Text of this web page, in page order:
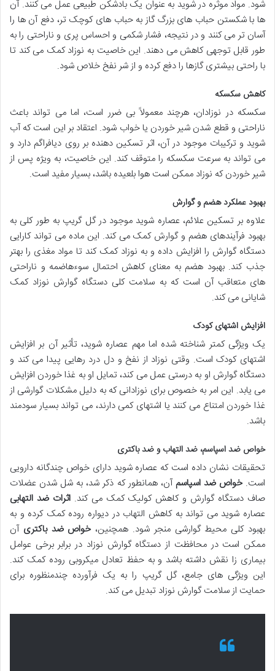
شود. مواد موثره در شوید به عنوان یک بادشکن طبیعی عمل می کنند. آن
ها با شکستن حباب های بزرگ گاز به حباب های کوچک تر، دفع آن ها را
آسان تر می کنند و در نتیجه، فشار شکمی و احساس پری و ناراحتی را به
طور قابل توجهی کاهش می دهند. این خاصیت به نوزاد کمک می کند تا
با راحتی بیشتری گازها را دفع کرده و از شر نفخ خلاص شود.
کاهش سکسکه
سکسکه در نوزادان، هرچند معمولاً بی ضرر است، اما می تواند باعث
ناراحتی و قطع شدن شیر خوردن یا خواب شود. اعتقاد بر این است که آب
شوید و ترکیبات موجود در آن، اثر تسکین دهنده بر روی دیافراگم دارد و
می تواند به سرعت سکسکه را متوقف کند. این خاصیت، به ویژه پس از
شیر خوردن که نوزاد ممکن است هوا بلعیده باشد، بسیار مفید است.
بهبود عملکرد هضم و گوارش
علاوه بر تسکین علائم، عصاره شوید موجود در گل گریپ به طور کلی به
بهبود فرآیندهای هضم و گوارش کمک می کند. این ماده می تواند کارایی
دستگاه گوارش را افزایش داده و به نوزاد کمک کند تا مواد مغذی را بهتر
جذب کند. بهبود هضم به معنای کاهش احتمال سوءهاضمه و ناراحتی
های متعاقب آن است که به سلامت کلی دستگاه گوارش نوزاد کمک
شایانی می کند.
افزایش اشتهای کودک
یک ویژگی کمتر شناخته شده اما مهم عصاره شوید، تأثیر آن بر افزایش
اشتهای کودک است. وقتی نوزاد از نفخ و دل درد رهایی پیدا می کند و
دستگاه گوارش او به درستی عمل می کند، تمایل او به غذا خوردن افزایش
می یابد. این امر به خصوص برای نوزادانی که به دلیل مشکلات گوارشی از
غذا خوردن امتناع می کنند یا اشتهای کمی دارند، می تواند بسیار سودمند
باشد.
خواص ضد اسپاسم، ضد التهاب و ضد باکتری
تحقیقات نشان داده است که عصاره شوید دارای خواص چندگانه دارویی
است.خواص ضد اسپاسم آن، همانطور که ذکر شد، به شل شدن عضلات
صاف دستگاه گوارش و کاهش کولیک کمک می کند.اثرات ضد التهابی
عصاره شوید می تواند به کاهش التهاب در دیواره روده کمک کرده و به
بهبود کلی محیط گوارشی منجر شود. همچنین،خواص ضد باکتری آن
ممکن است در محافظت از دستگاه گوارش نوزاد در برابر برخی عوامل
بیماری زا نقش داشته باشد و به حفظ تعادل میکروبی روده کمک کند.
این ویژگی های جامع، گل گریپ را به یک فرآورده چندمنظوره برای
حمایت از سلامت گوارش نوزاد تبدیل می کند.